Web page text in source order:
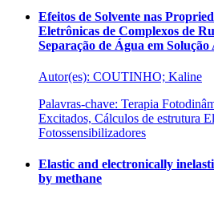
Efeitos de Solvente nas
Eletrônicas de Complexos de
Separação de Água em Solução
Autor(es): COUTINHO; Kaline
Palavras-chave: Terapia
Excitados, Cálculos de estrutura
Fotossensibilizadores
Elastic and electronically
by methane